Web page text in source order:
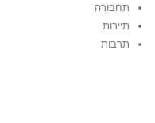
תחבורה
תיירות
תרבות